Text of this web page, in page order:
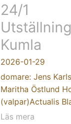
24/1
Kumla
2026-01-29
domare: Jens
Maritha Östlund
(valpar)Actualis
Läs mera